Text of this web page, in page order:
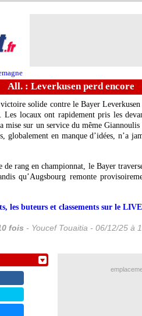
All. : Leverkusen perd encore
solide contre le Bayer
Les locaux ont rapidement pris les
mise sur un service du même
globalement en manque d’idées, n’a
de rang en championnat, le Bayer
qu’Augsbourg remonte
les buteurs et classements sur le
fois - Youcef Touaitia - 06/12/25 à